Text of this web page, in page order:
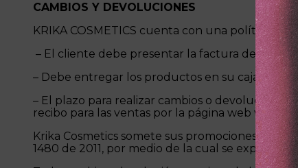
CAMBIOS Y DEVOLUCIONES
KRIKA COSMETICS cuenta con una política de
– El cliente debe presentar la factura de
– Debe entregar los productos en su caja y
– El plazo para realizar cambios o devoluciones
recibo para las ventas por la página web
Krika Cosmetics somete sus promociones y
1480 de 2011, por medio de la cual se expide el